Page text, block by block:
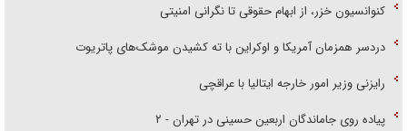
کنوانسیون خزر، از ابهام حقوقی تا نگرانی امنیتی
دردسر همزمان آمریکا و اوکراین با ته کشیدن موشک‌های پاتریوت
رایزنی وزیر امور خارجه ایتالیا با عراقچی
پیاده روی جاماندگان اربعین حسینی در تهران - ۲